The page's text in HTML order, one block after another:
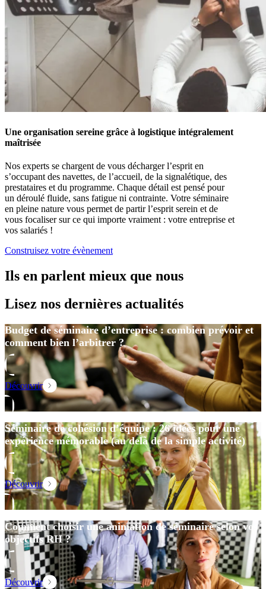
Une organisation sereine grâce à logistique intégralement
maîtrisée
Nos experts se chargent de vous décharger l’esprit en
s’occupant des navettes, de l’accueil, de la signalétique, des
prestataires et du programme. Chaque détail est pensé pour
un déroulé fluide, sans fatigue ni contrainte. Votre séminaire
en pleine nature vous permet de partir l’esprit serein et de
vous focaliser sur ce qui importe vraiment : votre entreprise et
vos salariés !
Construisez votre évènement
Ils en parlent mieux que nous
Lisez nos dernières actualités
Budget de séminaire d’entreprise : combien prévoir et
comment bien l’arbitrer ?
Découvrir
Séminaire de cohésion d’équipe : 26 idées pour une
expérience mémorable (au delà de la simple activité)
Découvrir
Comment choisir une animation de séminaire selon vos
objectifs RH ?
Découvrir